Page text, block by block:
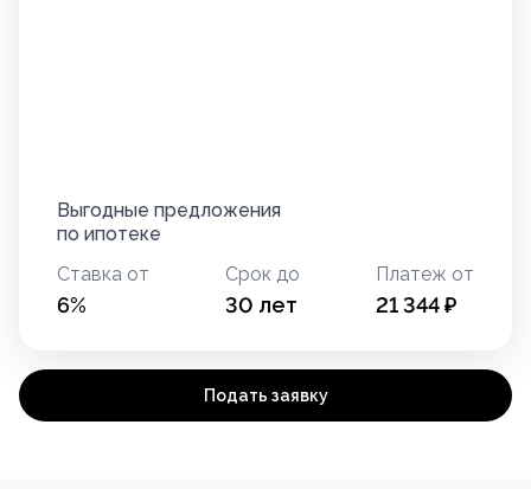
Выгодные предложения
по ипотеке
Ставка от
6%
Срок до
30 лет
Платеж от
21 344₽
Подать заявку